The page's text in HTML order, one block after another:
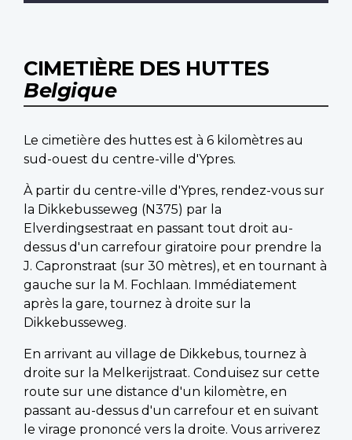
CIMETIÈRE DES HUTTES
Belgique
Le cimetière des huttes est à 6 kilomètres au
sud-ouest du centre-ville d'Ypres.
À partir du centre-ville d'Ypres, rendez-vous sur
la Dikkebusseweg (N375) par la
Elverdingsestraat en passant tout droit au-
dessus d'un carrefour giratoire pour prendre la
J. Capronstraat (sur 30 mètres), et en tournant à
gauche sur la M. Fochlaan. Immédiatement
après la gare, tournez à droite sur la
Dikkebusseweg.
En arrivant au village de Dikkebus, tournez à
droite sur la Melkerijstraat. Conduisez sur cette
route sur une distance d'un kilomètre, en
passant au-dessus d'un carrefour et en suivant
le virage prononcé vers la droite. Vous arriverez